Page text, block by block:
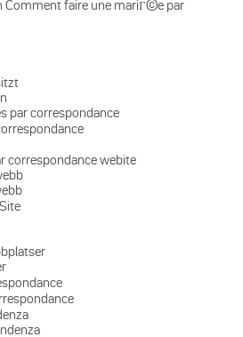
Comment faire une mariГ©e par
par correspondance
correspondance webite